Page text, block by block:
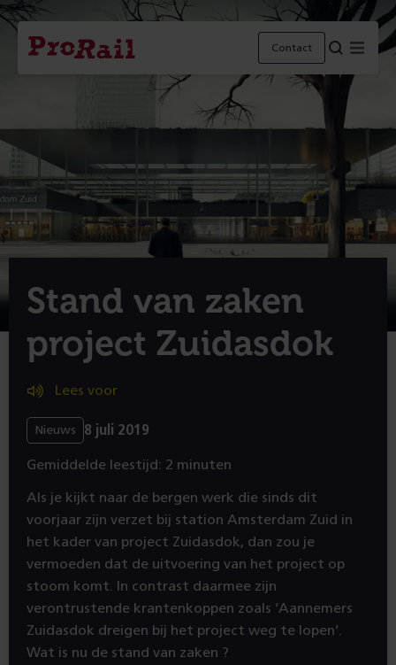
Navigatie
Homepage Contact Menu
Stand van zaken
project Zuidasdok
Lees voor
Nieuws 8 juli 2019
Gemiddelde leestijd: 2 minuten
Als je kijkt naar de bergen werk die sinds dit
voorjaar zijn verzet bij station Amsterdam Zuid in
het kader van project Zuidasdok, dan zou je
vermoeden dat de uitvoering van het project op
stoom komt. In contrast daarmee zijn
verontrustende krantenkoppen zoals ‘Aannemers
Zuidasdok dreigen bij het project weg te lopen’.
Wat is nu de stand van zaken ?